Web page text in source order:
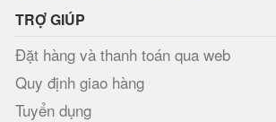
TRỢ GIÚP
Đặt hàng và thanh toán qua web
Quy định giao hàng
Tuyển dụng